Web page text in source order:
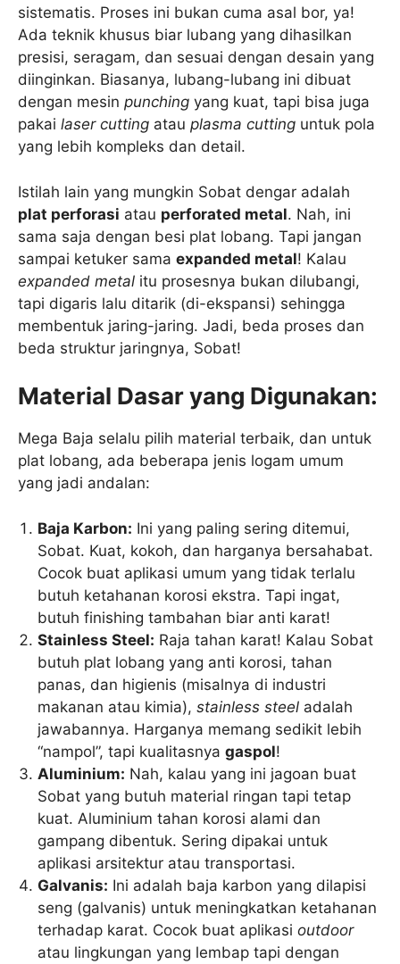
sistematis. Proses ini bukan cuma asal bor, ya!
Ada teknik khusus biar lubang yang dihasilkan
presisi, seragam, dan sesuai dengan desain yang
diinginkan. Biasanya, lubang-lubang ini dibuat
dengan mesin punching yang kuat, tapi bisa juga
pakai laser cutting atau plasma cutting untuk pola
yang lebih kompleks dan detail.
Istilah lain yang mungkin Sobat dengar adalah
plat perforasi atau perforated metal. Nah, ini
sama saja dengan besi plat lobang. Tapi jangan
sampai ketuker sama expanded metal! Kalau
expanded metal itu prosesnya bukan dilubangi,
tapi digaris lalu ditarik (di-ekspansi) sehingga
membentuk jaring-jaring. Jadi, beda proses dan
beda struktur jaringnya, Sobat!
Material Dasar yang Digunakan:
Mega Baja selalu pilih material terbaik, dan untuk
plat lobang, ada beberapa jenis logam umum
yang jadi andalan:
Baja Karbon: Ini yang paling sering ditemui,
Sobat. Kuat, kokoh, dan harganya bersahabat.
Cocok buat aplikasi umum yang tidak terlalu
butuh ketahanan korosi ekstra. Tapi ingat,
butuh finishing tambahan biar anti karat!
Stainless Steel: Raja tahan karat! Kalau Sobat
butuh plat lobang yang anti korosi, tahan
panas, dan higienis (misalnya di industri
makanan atau kimia),stainless steel adalah
jawabannya. Harganya memang sedikit lebih
“nampol”, tapi kualitasnyagaspol!
Aluminium: Nah, kalau yang ini jagoan buat
Sobat yang butuh material ringan tapi tetap
kuat. Aluminium tahan korosi alami dan
gampang dibentuk. Sering dipakai untuk
aplikasi arsitektur atau transportasi.
Galvanis: Ini adalah baja karbon yang dilapisi
seng (galvanis) untuk meningkatkan ketahanan
terhadap karat. Cocok buat aplikasioutdoor
atau lingkungan yang lembap tapi dengan